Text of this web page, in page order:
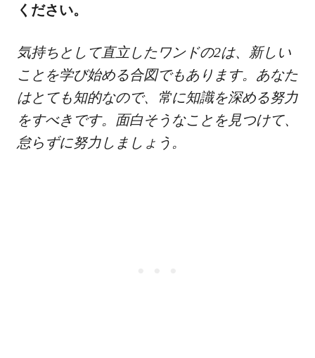
ください。
気持ちとして直立したワンドの2は、新しい
ことを学び始める合図でもあります。あなた
はとても知的なので、常に知識を深める努力
をすべきです。面白そうなことを見つけて、
怠らずに努力しましょう。